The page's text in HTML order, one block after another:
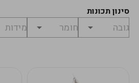
סינון תכונות
מחיר
לפני
₪0